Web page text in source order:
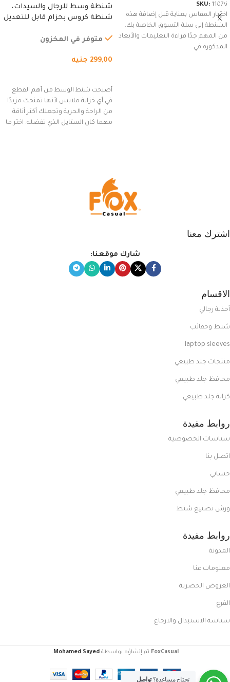
SKU: 11076
اختيار المقاس بعناية قبل إضافة هذه
الشنطة إلى سلة التسوق الخاصة بك،
من المهم جدًا قراءة التعليمات والأبعاد
المذكورة في
شنطة وسط للرجال والسيدات،
شنطة كروس بحزام قابل للتعديل
السفر، الجري العادي، المشي
(رمادي)
متوفر في المخزون
299,00 جنيه
أصبحت شنط الوسط من أهم القطع
في أي خزانة ملابس لأنها تمنحك مزيدًا
من الراحة والحرية وتجعلك أكثر أناقة
مهما كان الستايل الذي تفضله. اختر ما
اشترك معنا
شارك موقعنا:
الاقسام
أحذية رجالي
شنط وحقائب
laptop sleeves
منتجات جلد طبيعي
محافظ جلد طبيعي
كراتة جلد طبيعي
روابط مفيدة
سياسات الخصوصية
اتصل بنا
حسابي
محافظ جلد طبيعي
ورش تصنيع شنط
روابط مفيدة
المدونة
معلومات عنا
العروض الحصرية
الفرع
سياسة الاستبدال والارجاع
FoxCasual تم إنشاؤه بواسطةMohamed Sayed
.
تحتاج مساعدة؟تواصل